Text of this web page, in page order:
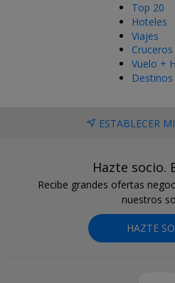
Top 20
Hoteles
Viajes
Cruceros
Vuelo +
Destinos
ESTABLECER
Hazte socio.
Recibe grandes ofertas
nuestros
HAZTE